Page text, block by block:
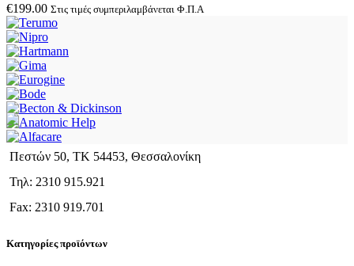
€199.00 Στις τιμές συμπεριλαμβάνεται Φ.Π.Α
Πεστών 50, ΤΚ 54453, Θεσσαλονίκη
Τηλ: 2310 915.921
Fax: 2310 919.701
Κατηγορίες προϊόντων